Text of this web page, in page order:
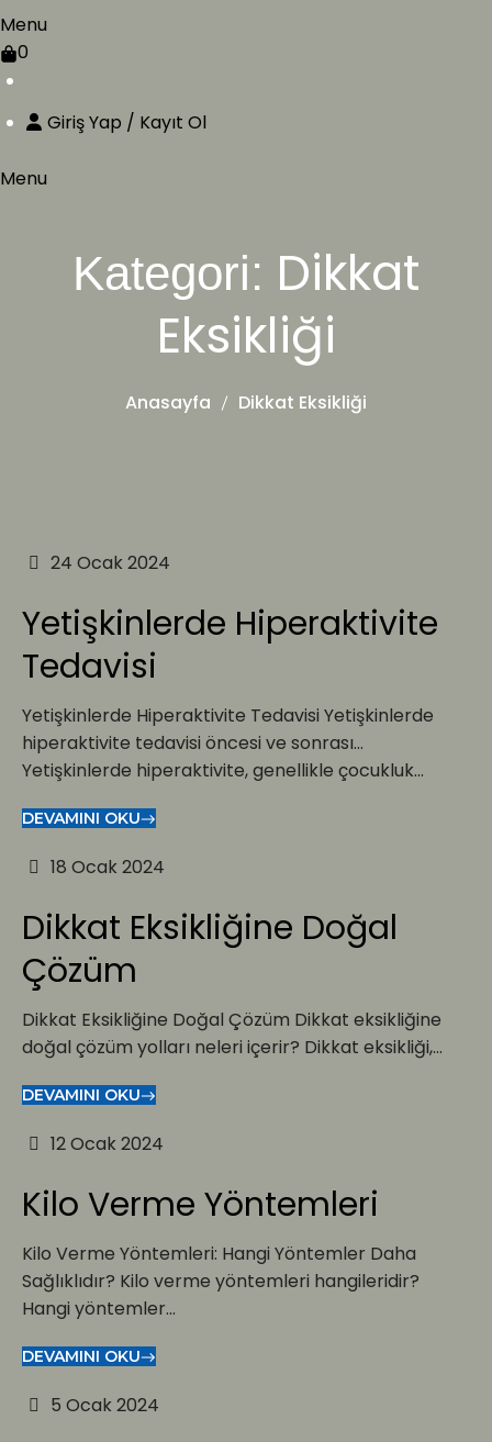
Menu
0
Giriş Yap / Kayıt Ol
Menu
Kategori: Dikkat
Eksikliği
Anasayfa Dikkat Eksikliği
24 Ocak 2024
Yetişkinlerde Hiperaktivite
Tedavisi
Yetişkinlerde Hiperaktivite Tedavisi Yetişkinlerde
hiperaktivite tedavisi öncesi ve sonrası…
Yetişkinlerde hiperaktivite, genellikle çocukluk...
DEVAMINI OKU
18 Ocak 2024
Dikkat Eksikliğine Doğal
Çözüm
Dikkat Eksikliğine Doğal Çözüm Dikkat eksikliğine
doğal çözüm yolları neleri içerir? Dikkat eksikliği,...
DEVAMINI OKU
12 Ocak 2024
Kilo Verme Yöntemleri
Kilo Verme Yöntemleri: Hangi Yöntemler Daha
Sağlıklıdır? Kilo verme yöntemleri hangileridir?
Hangi yöntemler...
DEVAMINI OKU
5 Ocak 2024